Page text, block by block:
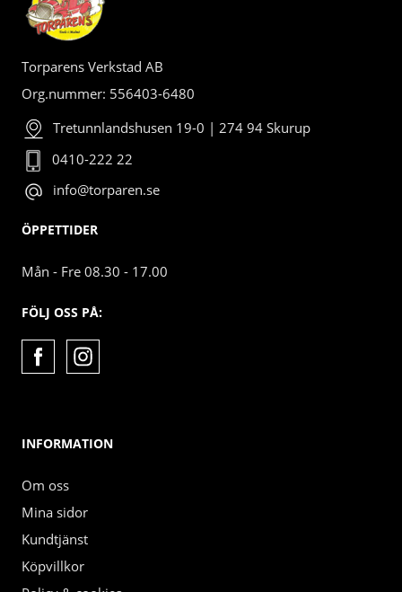
Torparens Verkstad AB
Org.nummer: 556403-6480
Tretunnlandshusen 19-0 | 274 94 Skurup
0410-222 22
info@torparen.se
ÖPPETTIDER
Mån - Fre 08.30 - 17.00
FÖLJ OSS PÅ:
INFORMATION
Om oss
Mina sidor
Kundtjänst
Köpvillkor